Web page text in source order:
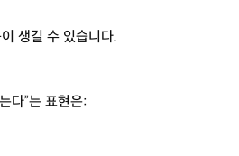
생길 수 있습니다.
다”는 표현은: